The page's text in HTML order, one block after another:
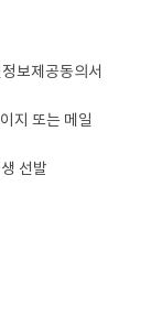
보제공동의서
지 또는 메일
선발